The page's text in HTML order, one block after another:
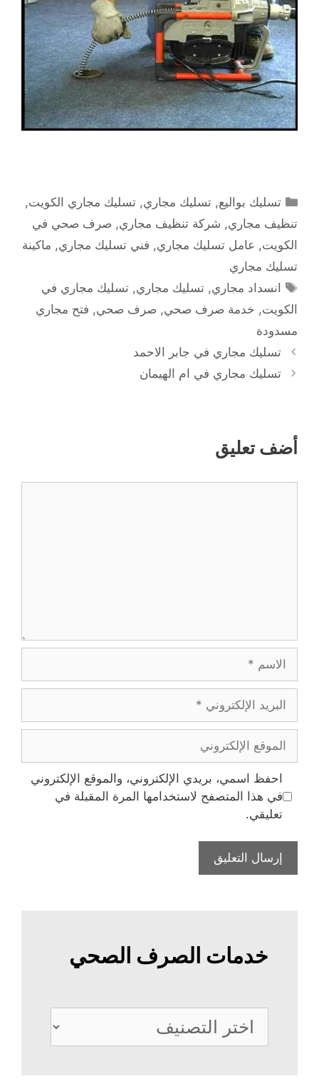
التصنيفات
تسليك بواليع,تسليك مجاري,تسليك مجاري الكويت,
تنظيف مجاري, شركة تنظيف مجاري, صرف صحي في
الكويت, عامل تسليك مجاري, فني تسليك مجاري, ماكينة
تسليك مجاري
الوسوم
انسداد مجاري,تسليك مجاري,تسليك مجاري في
الكويت, خدمة صرف صحي, صرف صحي, فتح مجاري
مسدودة
تسليك مجاري في جابر الاحمد
تسليك مجاري في ام الهيمان
أضف تعليق
الإلكتروني
الإلكتروني
احفظ اسمي، بريدي الإلكتروني، والموقع الإلكتروني
في هذا المتصفح لاستخدامها المرة المقبلة في
تعليقي.
خدمات الصرف الصحي
خدمات
الصرف